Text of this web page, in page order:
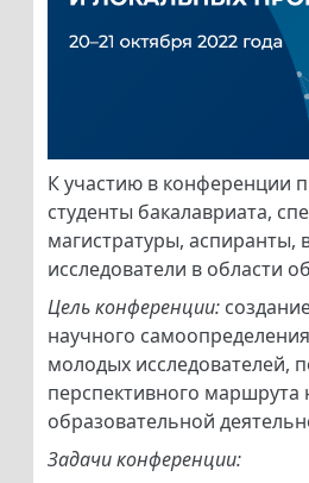
К участию в конференции
студенты бакалавриата,
магистратуры, аспиранты,
исследователи в области
Цель конференции:
научного
молодых исследователей,
перспективного маршрута
образовательной
Задачи конференции: